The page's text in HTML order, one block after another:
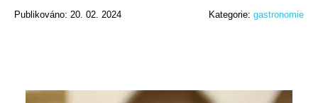
Publikováno: 20. 02. 2024 Kategorie: gastronomie